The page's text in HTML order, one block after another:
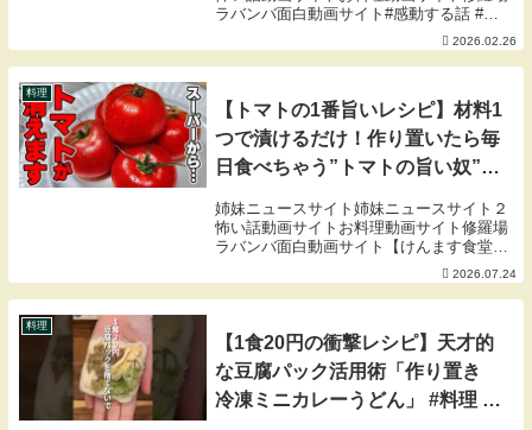
ラバンバ面白動画サイト#感動する話 #ほ
っこりする話 #海外 #ほっこりショート 引
用元：＠applesauceandadhdXアカウン
ト：
2026.02.26
料理
【トマトの1番旨いレシピ】材料1
つで漬けるだけ！作り置いたら毎
日食べちゃう”トマトの旨い奴”の
姉妹ニュースサイト姉妹ニュースサイト２
怖い話動画サイトお料理動画サイト修羅場
ラバンバ面白動画サイト【けんます食堂開
店中！】【公式LINE追加で得な情報ゲット
のチャンス！】【材料一覧】トマト…5個
（小さめ）大葉…適量玉ねぎ…適量↑付け
2026.07.24
料理
【1食20円の衝撃レシピ】天才的
な豆腐パック活用術「作り置き
冷凍ミニカレーうどん」 #料理 #